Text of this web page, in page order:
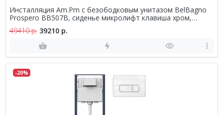
Инсталляция Am.Pm с безободковым унитазом BelBagno
Prospero BB507B, сиденье микролифт клавиша хром,
49410 р. 39210 р.
-20%